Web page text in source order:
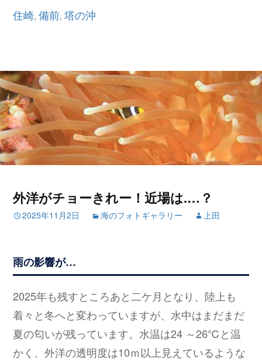
住崎,備前,塔の沖
外洋がチョーきれー！近場は.…？
2025年11月2日 海のフォトギャラリー 上田
雨の影響が…
2025年も残すところあと二ケ月となり、陸上も
着々と冬へと変わっていますが、水中はまだまだ
夏の匂いが残っています。水温は24 ～26℃と温
かく、外洋の透明度は10ｍ以上見えているような